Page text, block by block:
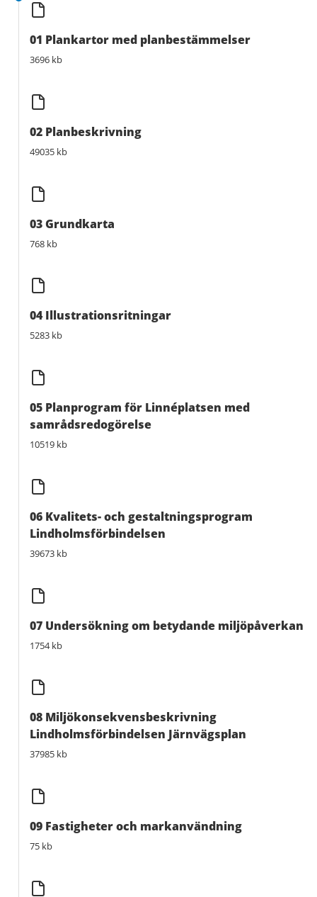
01 Plankartor med planbestämmelser
3696 kb
02 Planbeskrivning
49035 kb
03 Grundkarta
768 kb
04 Illustrationsritningar
5283 kb
05 Planprogram för Linnéplatsen med
samrådsredogörelse
10519 kb
06 Kvalitets- och gestaltningsprogram
Lindholmsförbindelsen
39673 kb
07 Undersökning om betydande miljöpåverkan
1754 kb
08 Miljökonsekvensbeskrivning
Lindholmsförbindelsen Järnvägsplan
37985 kb
09 Fastigheter och markanvändning
75 kb